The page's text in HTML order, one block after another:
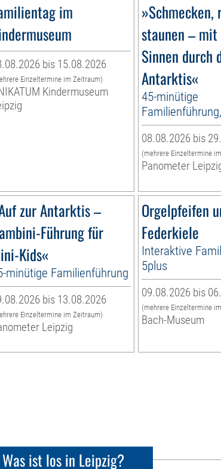
im
bis 15.08.2026
Einzeltermine im Zeitraum)
Kindermuseum
»Schmecken,
staunen –
Sinnen durch
Antarktis«
45-minütige
08.08.2026 bis
(mehrere Einzeltermine
Panometer
zur Antarktis –
Führung für
Kids«
minütige Familienführung
bis 13.08.2026
Einzeltermine im Zeitraum)
Leipzig
Orgelpfeifen
Federkiele
Interaktive
5plus
09.08.2026 bis
(mehrere Einzeltermine
Bach-Museum
Was ist los in Leipzig?